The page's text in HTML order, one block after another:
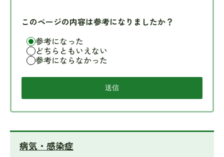
このページの内容は参考になりましたか？
参考になった
どちらともいえない
参考にならなかった
病気・感染症